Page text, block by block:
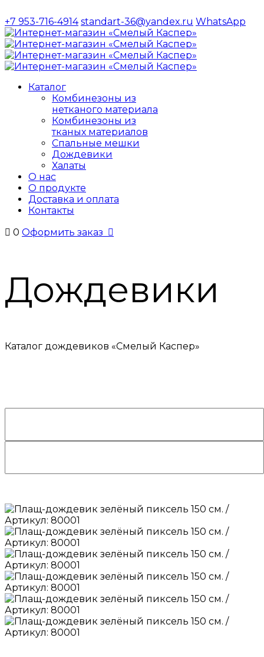
+7 953-716-4914 standart-36@yandex.ru WhatsApp
Каталог
Комбинезоны из
нетканого материала
Комбинезоны из
тканых материалов
Спальные мешки
Дождевики
Халаты
О нас
О продукте
Доставка и оплата
Контакты
 0 Оформить заказ 
Дождевики
Каталог дождевиков «Смелый Каспер»